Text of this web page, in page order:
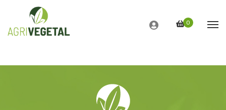
0
Votre panier est actuellement vide.